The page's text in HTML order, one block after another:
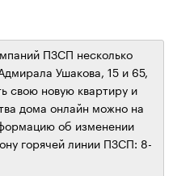
ПЗСП несколько
Ушакова, 15 и 65,
свою новую квартиру и
дома онлайн можно на
об изменении
горячей линии ПЗСП: 8-